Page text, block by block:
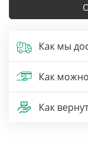
Как мы
Как
Как